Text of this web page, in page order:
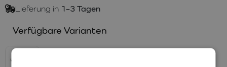
Lieferung in 1–3 Tagen
Verfügbare Varianten